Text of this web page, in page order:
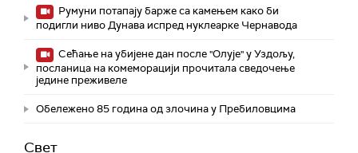
Румуни потапају барже са камењем како би
подигли ниво Дунава испред нуклеарке Чернавода
Сећање на убијене дан после "Олује" у Уздољу,
посланица на комеморацији прочитала сведочење
једине преживеле
Обележено 85 година од злочина у Пребиловцима
Свет